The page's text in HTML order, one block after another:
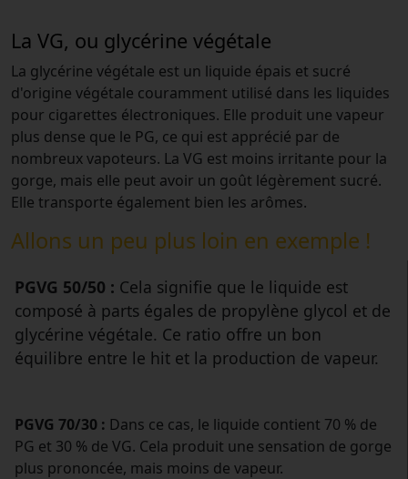
La VG, ou glycérine végétale
La glycérine végétale est un liquide épais et sucré
d'origine végétale couramment utilisé dans les liquides
pour cigarettes électroniques. Elle produit une vapeur
plus dense que le PG, ce qui est apprécié par de
nombreux vapoteurs. La VG est moins irritante pour la
gorge, mais elle peut avoir un goût légèrement sucré.
Elle transporte également bien les arômes.
Allons un peu plus loin en exemple !
PGVG 50/50 : Cela signifie que le liquide est
composé à parts égales de propylène glycol et de
glycérine végétale. Ce ratio offre un bon
équilibre entre le hit et la production de vapeur.
PGVG 70/30 : Dans ce cas, le liquide contient 70 % de
PG et 30 % de VG. Cela produit une sensation de gorge
plus prononcée, mais moins de vapeur.